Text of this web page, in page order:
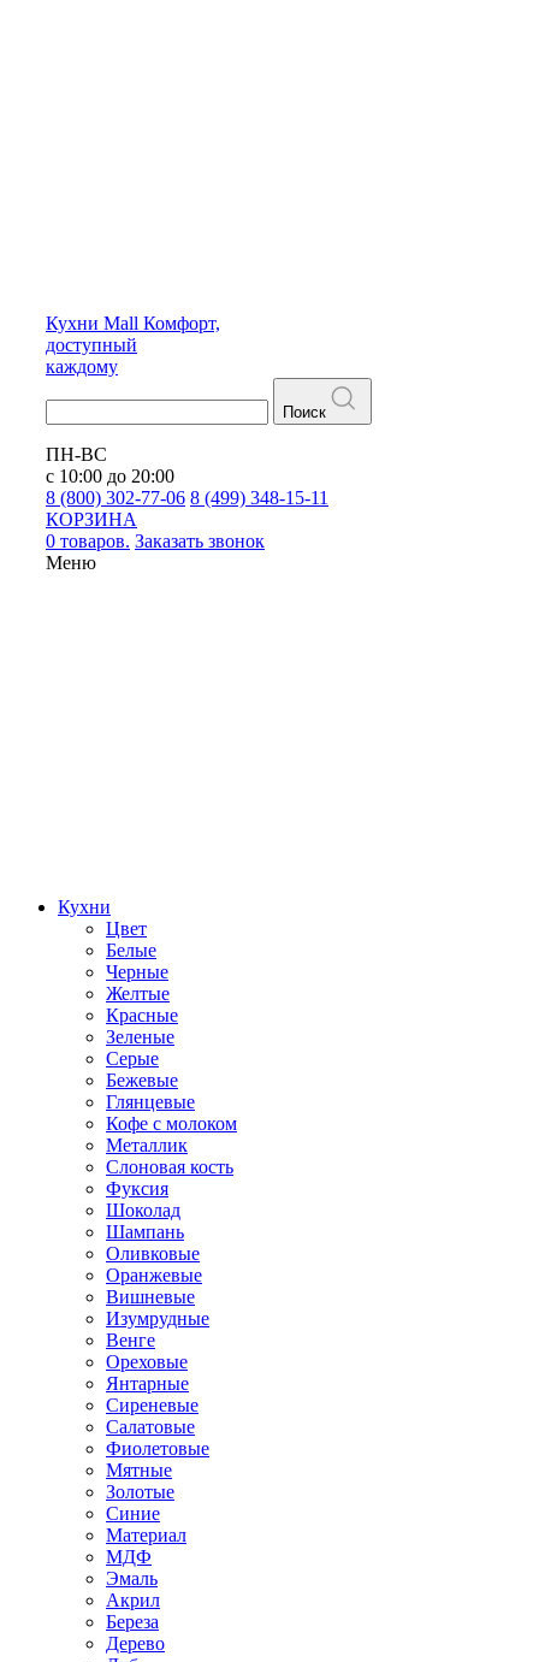
Кухни Mall Комфорт,
доступный
каждому
Поиск
ПН-ВС
с 10:00 до 20:00
8 (800) 302-77-06 8 (499) 348-15-11
КОРЗИНА
0 товаров. Заказать звонок
Меню
Кухни
Цвет
Белые
Черные
Желтые
Красные
Зеленые
Серые
Бежевые
Глянцевые
Кофе с молоком
Металлик
Слоновая кость
Фуксия
Шоколад
Шампань
Оливковые
Оранжевые
Вишневые
Изумрудные
Венге
Ореховые
Янтарные
Сиреневые
Салатовые
Фиолетовые
Мятные
Золотые
Синие
Материал
МДФ
Эмаль
Акрил
Береза
Дерево